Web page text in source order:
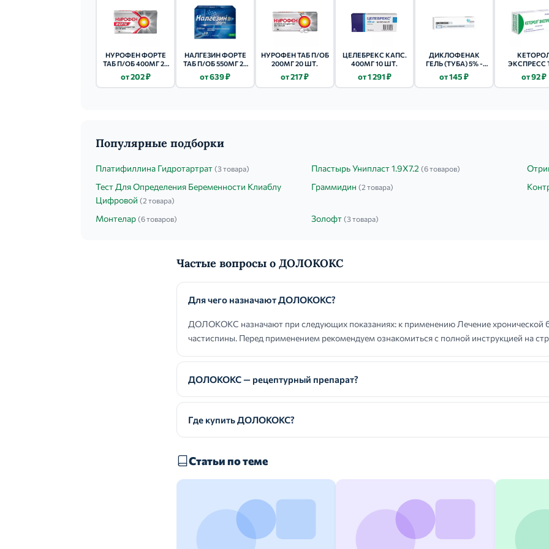
НУРОФЕН ФОРТЕ
ТАБ П/ОБ 400МГ 24
от 202 ₽
НАЛГЕЗИН ФОРТЕ
ТАБ П/ОБ 550МГ 20
от 639 ₽
НУРОФЕН ТАБ П/ОБ
200МГ 20 ШТ.
от 217 ₽
ЦЕЛЕБРЕКС КАПС.
400МГ 10 ШТ.
от 1 291 ₽
ДИКЛОФЕНАК
ГЕЛЬ (ТУБА) 5% -
от 145 ₽
ЭКСПРЕСС
ШТ.
от 92 ₽
Популярные подборки
Платифиллина Гидротартрат (3 товара) Пластырь Унипласт 1.9Х7.2 (6 товаров)
Тест Для Определения Беременности Клиаблу
Цифровой (2 товара)
Граммидин (2 товара)
Монтелар (6 товаров) Золофт (3 товара)
Частые вопросы о ДОЛОКОКС
Для чего назначают ДОЛОКОКС?
ДОЛОКОКС назначают при следующих показаниях: к применению Лечение хронической
частиспины. Перед применением рекомендуем ознакомиться с полной инструкцией на
ДОЛОКОКС — рецептурный препарат?
Где купить ДОЛОКОКС?
Статьи по теме